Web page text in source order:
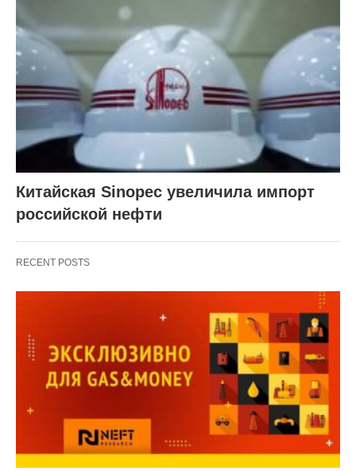
Китайская Sinopec увеличила импорт
российской нефти
RECENT POSTS